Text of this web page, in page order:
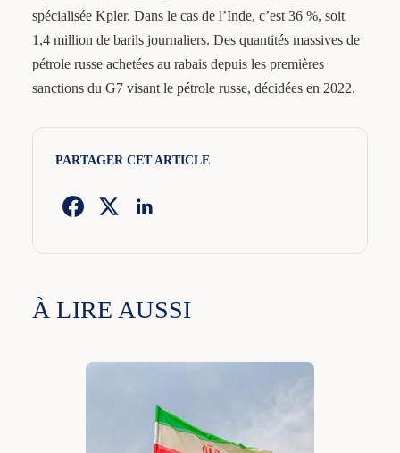
spécialisée Kpler. Dans le cas de l’Inde, c’est 36 %, soit
1,4 million de barils journaliers. Des quantités massives de
pétrole russe achetées au rabais depuis les premières
sanctions du G7 visant le pétrole russe, décidées en 2022.
PARTAGER CET ARTICLE
À LIRE AUSSI